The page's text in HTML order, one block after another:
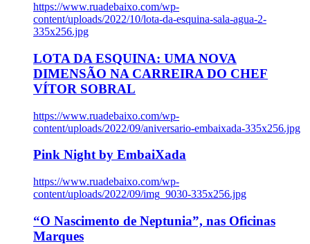
https://www.ruadebaixo.com/wp-
content/uploads/2022/10/lota-da-esquina-sala-agua-2-
335x256.jpg
LOTA DA ESQUINA: UMA NOVA
DIMENSÃO NA CARREIRA DO CHEF
VÍTOR SOBRAL
https://www.ruadebaixo.com/wp-
content/uploads/2022/09/aniversario-embaixada-335x256.jpg
Pink Night by EmbaiXada
https://www.ruadebaixo.com/wp-
content/uploads/2022/09/img_9030-335x256.jpg
“O Nascimento de Neptunia”, nas Oficinas
Marques